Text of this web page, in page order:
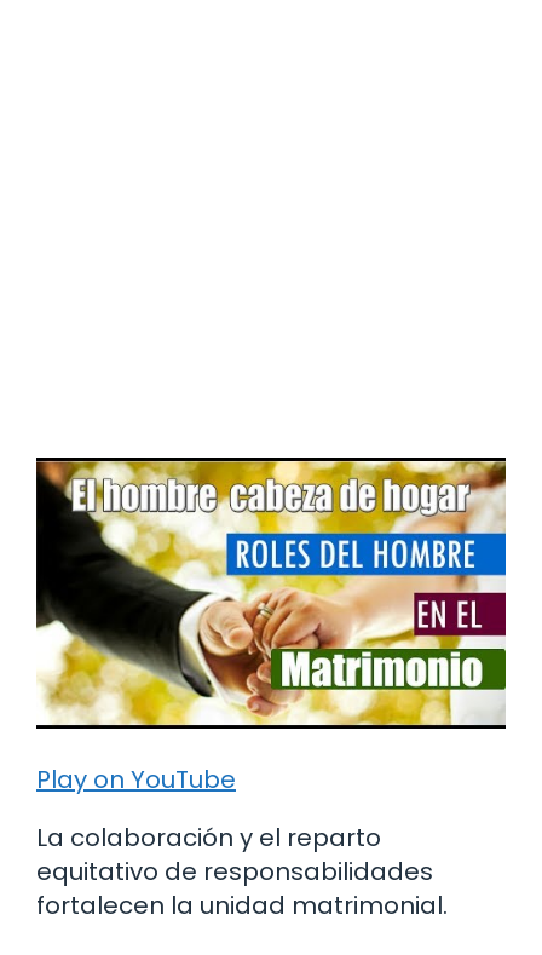
Play on YouTube
La colaboración y el reparto
equitativo de responsabilidades
fortalecen la unidad matrimonial.